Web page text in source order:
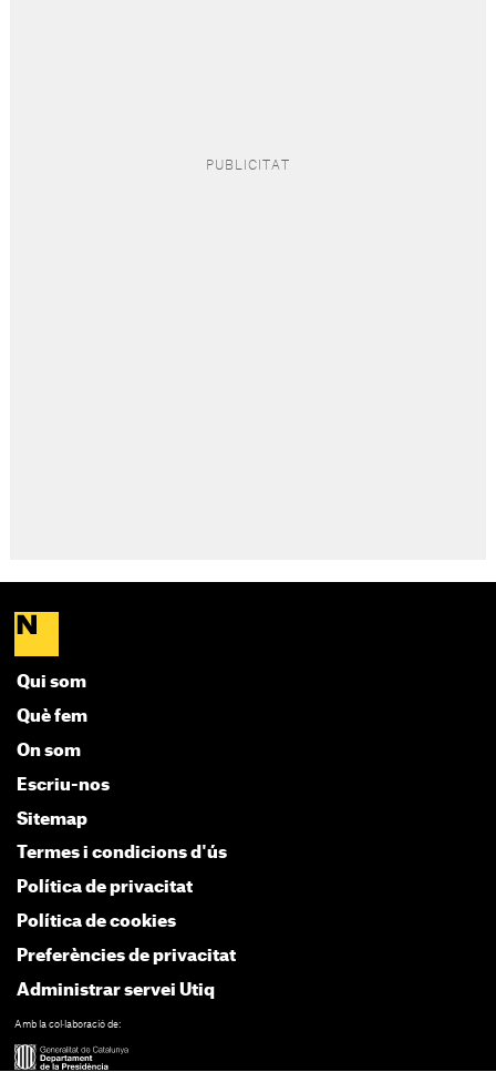
Qui som
Què fem
On som
Escriu-nos
Sitemap
Termes i condicions d'ús
Política de privacitat
Política de cookies
Preferències de privacitat
Administrar servei Utiq
Amb la col·laboració de: